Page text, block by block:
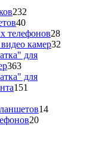
232
4040
товаров
телефонов2828
товаров
камер32
для
363363
товара
для
151
1414
2020